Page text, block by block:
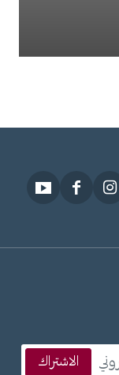
الاشتراك